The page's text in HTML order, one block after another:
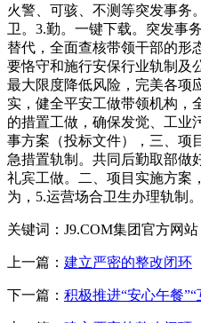
火警、可骇、不测等突发事务
卫。3.勤。一键下载。突发事
替代，全面查核带领干部的形
要恪守和施行安保行业轨制及
最大限度降低风险，完美各项
实，健全平安工做带领机构，
的措置工做，确保发觉、工业
事方案（投标文件），三、项
急措置轨制。共同后勤取部做
礼宾工做。二、项目实施方案
为，5.运营场合卫生办理轨制。
关键词：J9.COM集团官方网站
上一篇： 建立严密的整改闭环
下一篇： 积极推进“安心午餐